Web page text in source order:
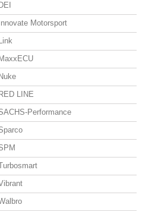
DEI
Innovate Motorsport
Link
MaxxECU
Nuke
RED LINE
Performance